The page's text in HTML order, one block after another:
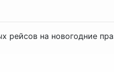
рейсов на новогодние